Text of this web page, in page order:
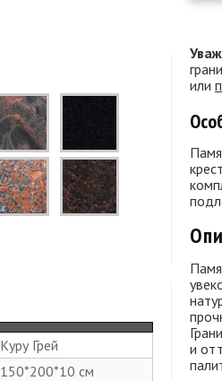
Куру Грей
150*200*10 см
или
и